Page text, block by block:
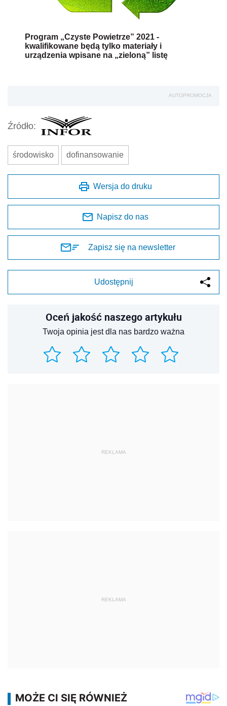
Program „Czyste Powietrze” 2021 -
kwalifikowane będą tylko materiały i
urządzenia wpisane na „zieloną” listę
AUTOPROMOCJA
Źródło:
środowisko dofinansowanie
Wersja do druku
Napisz do nas
Zapisz się na newsletter
Udostępnij
Oceń jakość naszego artykułu
Twoja opinia jest dla nas bardzo ważna
REKLAMA
REKLAMA